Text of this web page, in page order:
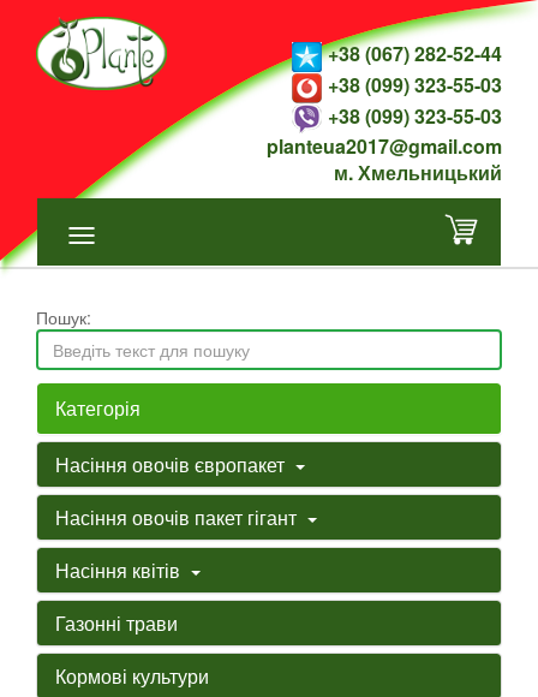
+38 (067) 282-52-44
+38 (099) 323-55-03
+38 (099) 323-55-03
planteua2017@gmail.com
м. Хмельницький
Пошук:
Категорія
Насіння овочів європакет
Насіння овочів пакет гігант
Насіння квітів
Газонні трави
Кормові культури